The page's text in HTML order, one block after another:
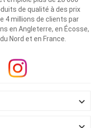
de qualité à des prix
4 millions de clients par
en Angleterre, en Écosse,
Nord et en France.
